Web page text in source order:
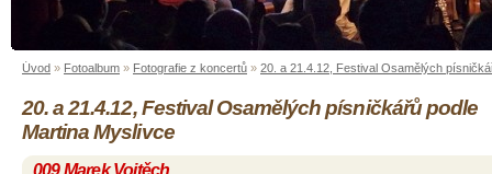
Úvod » Fotoalbum » Fotografie z koncertů » 20. a 21.4.12, Festival Osamělých
20. a 21.4.12, Festival Osamělých písničkářů podle
Martina Myslivce
009 Marek Vojtěch